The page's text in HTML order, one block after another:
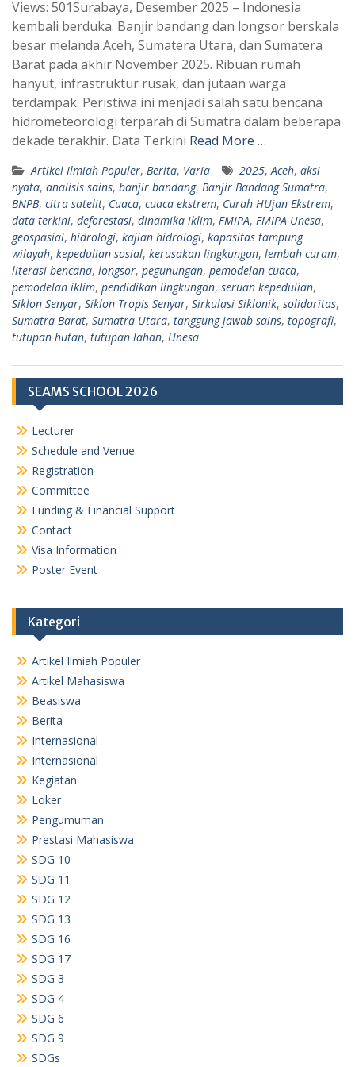
a
t
s
A
p
p
e
g
r
a
m
Views: 501Surabaya, Desember 2025 – Indonesia
kembali berduka. Banjir bandang dan longsor berskala
besar melanda Aceh, Sumatera Utara, dan Sumatera
Barat pada akhir November 2025. Ribuan rumah
hanyut, infrastruktur rusak, dan jutaan warga
terdampak. Peristiwa ini menjadi salah satu bencana
hidrometeorologi terparah di Sumatra dalam beberapa
dekade terakhir. Data Terkini Read More …
Artikel Ilmiah Populer, Berita, Varia 2025,Aceh, aksi
nyata, analisis sains, banjir bandang, Banjir Bandang Sumatra,
BNPB, citra satelit, Cuaca, cuaca ekstrem, Curah HUjan Ekstrem,
data terkini, deforestasi, dinamika iklim, FMIPA, FMIPA Unesa,
geospasial, hidrologi, kajian hidrologi, kapasitas tampung
wilayah, kepedulian sosial, kerusakan lingkungan, lembah curam,
literasi bencana, longsor, pegunungan, pemodelan cuaca,
pemodelan iklim, pendidikan lingkungan, seruan kepedulian,
Siklon Senyar, Siklon Tropis Senyar, Sirkulasi Siklonik, solidaritas,
Sumatra Barat, Sumatra Utara, tanggung jawab sains, topografi,
tutupan hutan, tutupan lahan, Unesa
SEAMS SCHOOL 2026
Lecturer
Schedule and Venue
Registration
Committee
Funding & Financial Support
Contact
Visa Information
Poster Event
Kategori
Artikel Ilmiah Populer
Artikel Mahasiswa
Beasiswa
Berita
Internasional
Internasional
Kegiatan
Loker
Pengumuman
Prestasi Mahasiswa
SDG 10
SDG 11
SDG 12
SDG 13
SDG 16
SDG 17
SDG 3
SDG 4
SDG 6
SDG 9
SDGs